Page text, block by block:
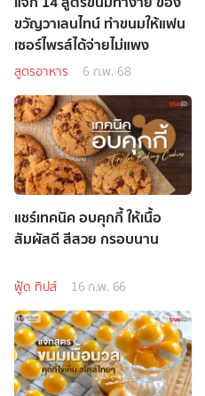
ขวัญวาเลนไทน์ ทำขนมให้แฟน
เซอร์ไพรส์ได้จ่ายไม่แพง
สูตรอาหาร 6 ก.พ. 68
แชร์เทคนิค อบคุกกี้ ให้เนื้อ
สัมผัสดี สีสวย กรอบนาน
ฟู้ด ทิปส์ 16 ก.พ. 66